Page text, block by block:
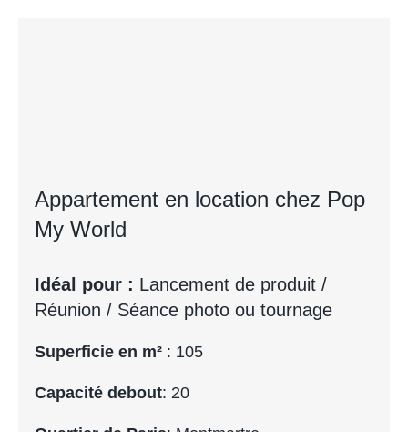
Appartement en location chez Pop
My World
Idéal pour : Lancement de produit /
Réunion / Séance photo ou tournage
Superficie en m² : 105
Capacité debout: 20